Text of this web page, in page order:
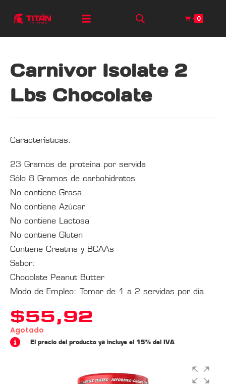
0
Carnivor Isolate 2
Lbs Chocolate
Características:
23 Gramos de proteína por servida
Sólo 8 Gramos de carbohidratos
No contiene Grasa
No contiene Azúcar
No contiene Lactosa
No contiene Gluten
Contiene Creatina y BCAAs
Sabor:
Chocolate Peanut Butter
Modo de Empleo: Tomar de 1 a 2 servidas por día.
$55,92
Agotado
El precio del producto ya incluye el 15% del IVA